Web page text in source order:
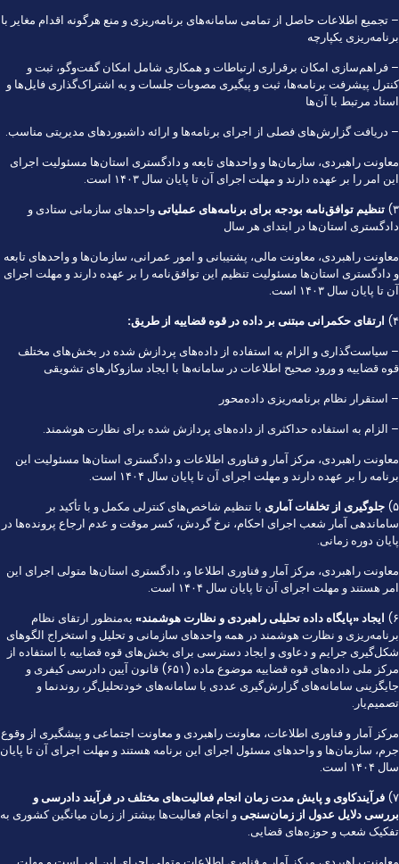
– تجمیع اطلاعات حاصل از تمامی سامانه‌های برنامه‌ریزی و منع هرگونه اقدام مغایر با
برنامه‌ریزی یکپارچه
– فراهم‌سازی امکان برقراری ارتباطات و همکاری شامل امکان گفت‌وگو، ثبت و
کنترل پیشرفت برنامه‌ها، ثبت و پیگیری مصوبات جلسات و به اشتراک‌گذاری فایل‌ها و
اسناد مرتبط با آن‌ها
– دریافت گزارش‌های فصلی از اجرای برنامه‌ها و ارائه داشبورد‌های مدیریتی مناسب.
معاونت راهبردی، سازمان‌ها و واحد‌های تابعه و دادگستری استان‌ها مسئولیت اجرای
این امر را بر عهده دارند و مهلت اجرای آن تا پایان سال ۱۴۰۳ است.
۳) تنظیم توافق‌نامه بودجه برای برنامه‌های عملیاتیواحد‌های سازمانی ستادی و
دادگستری استان‌ها در ابتدای هر سال
معاونت راهبردی، معاونت مالی، پشتیبانی و امور عمرانی، سازمان‌ها و واحد‌های تابعه
و دادگستری استان‌ها مسئولیت تنظیم این توافق‌نامه را بر عهده دارند و مهلت اجرای
آن تا پایان سال ۱۴۰۳ است.
۴) ارتقای حکمرانی مبتنی بر داده در قوه قضاییه از طریق:
– سیاست‌گذاری و الزام به استفاده از داده‌های پردازش شده در بخش‌های مختلف
قوه قضاییه و ورود صحیح اطلاعات در سامانه‌ها با ایجاد سازوکار‌های تشویقی
– استقرار نظام برنامه‌ریزی داده‌محور
– الزام به استفاده حداکثری از داده‌های پردازش شده برای نظارت هوشمند.
معاونت راهبردی، مرکز آمار و فناوری اطلاعات و دادگستری استان‌ها مسئولیت این
برنامه را بر عهده دارند و مهلت اجرای آن تا پایان سال ۱۴۰۴ است.
۵) جلوگیری از تخلفات آماری با تنظیم شاخص‌های کنترلی مکمل و با تأکید بر
ساماندهی آمار شعب اجرای احکام، نرخ گردش، کسر موقت و عدم ارجاع پرونده‌ها در
پایان دوره زمانی.
معاونت راهبردی، مرکز آمار و فناوری اطلاعا و، دادگستری استان‌ها متولی اجرای این
امر هستند و مهلت اجرای آن تا پایان سال ۱۴۰۴ است.
۶) ایجاد «پایگاه داده تحلیلی راهبردی و نظارت هوشمند» به‌منظور ارتقای نظام
برنامه‌ریزی و نظارت هوشمند در همه واحد‌های سازمانی و تحلیل و استخراج الگو‌های
شکل‌گیری جرایم و دعاوی و ایجاد دسترسی برای بخش‌های قوه قضاییه با استفاده از
مرکز ملی داده‌های قوه قضاییه موضوع ماده (۶۵۱) قانون آیین دادرسی کیفری و
جایگزینی سامانه‌های گزارش‌گیری عددی با سامانه‌های خودتحلیل‌گر، روندنما و
تصمیم‌یار.
مرکز آمار و فناوری اطلاعات، معاونت راهبردی و معاونت اجتماعی و پیشگیری از وقوع
جرم، سازمان‌ها و واحد‌های مسئول اجرای این برنامه هستند و مهلت اجرای آن تا پایان
سال ۱۴۰۴ است.
۷) فرآیندکاوی و پایش مدت زمان انجام فعالیت‌های مختلف در فرآیند دادرسی و
بررسی دلایل عدول از زمان‌سنجیو انجام فعالیت‌ها بیشتر از زمان میانگین کشوری به
تفکیک شعب و حوزه‌های قضایی.